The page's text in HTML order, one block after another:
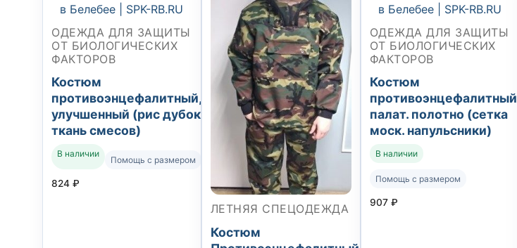
ОДЕЖДА ДЛЯ ЗАЩИТЫ
ОТ БИОЛОГИЧЕСКИХ
ФАКТОРОВ
Костюм
противоэнцефалитный,
улучшенный (рис дубок
ткань смесов)
В наличии
Помощь с размером
824 ₽
ЛЕТНЯЯ СПЕЦОДЕЖДА
Костюм
ОДЕЖДА ДЛЯ ЗАЩИТЫ
ОТ БИОЛОГИЧЕСКИХ
ФАКТОРОВ
Костюм
противоэнцефалитный
палат. полотно (сетка
моск. напульсники)
В наличии
Помощь с размером
907 ₽